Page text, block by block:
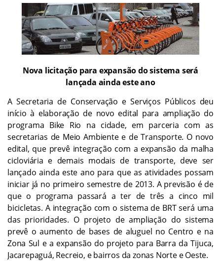
Nova licitação para expansão do sistema será
lançada ainda este ano
A Secretaria de Conservação e Serviços Públicos deu
início à elaboração de novo edital para ampliação do
programa Bike Rio na cidade, em parceria com as
secretarias de Meio Ambiente e de Transporte. O novo
edital, que prevê integração com a expansão da malha
cicloviária e demais modais de transporte, deve ser
lançado ainda este ano para que as atividades possam
iniciar já no primeiro semestre de 2013. A previsão é de
que o programa passará a ter de três a cinco mil
bicicletas. A integração com o sistema de BRT será uma
das prioridades. O projeto de ampliação do sistema
prevê o aumento de bases de aluguel no Centro e na
Zona Sul e a expansão do projeto para Barra da Tijuca,
Jacarepaguá, Recreio, e bairros da zonas Norte e Oeste.